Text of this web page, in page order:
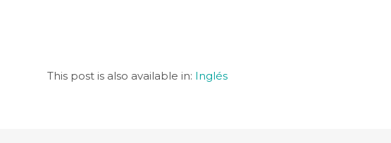
This post is also available in: Inglés